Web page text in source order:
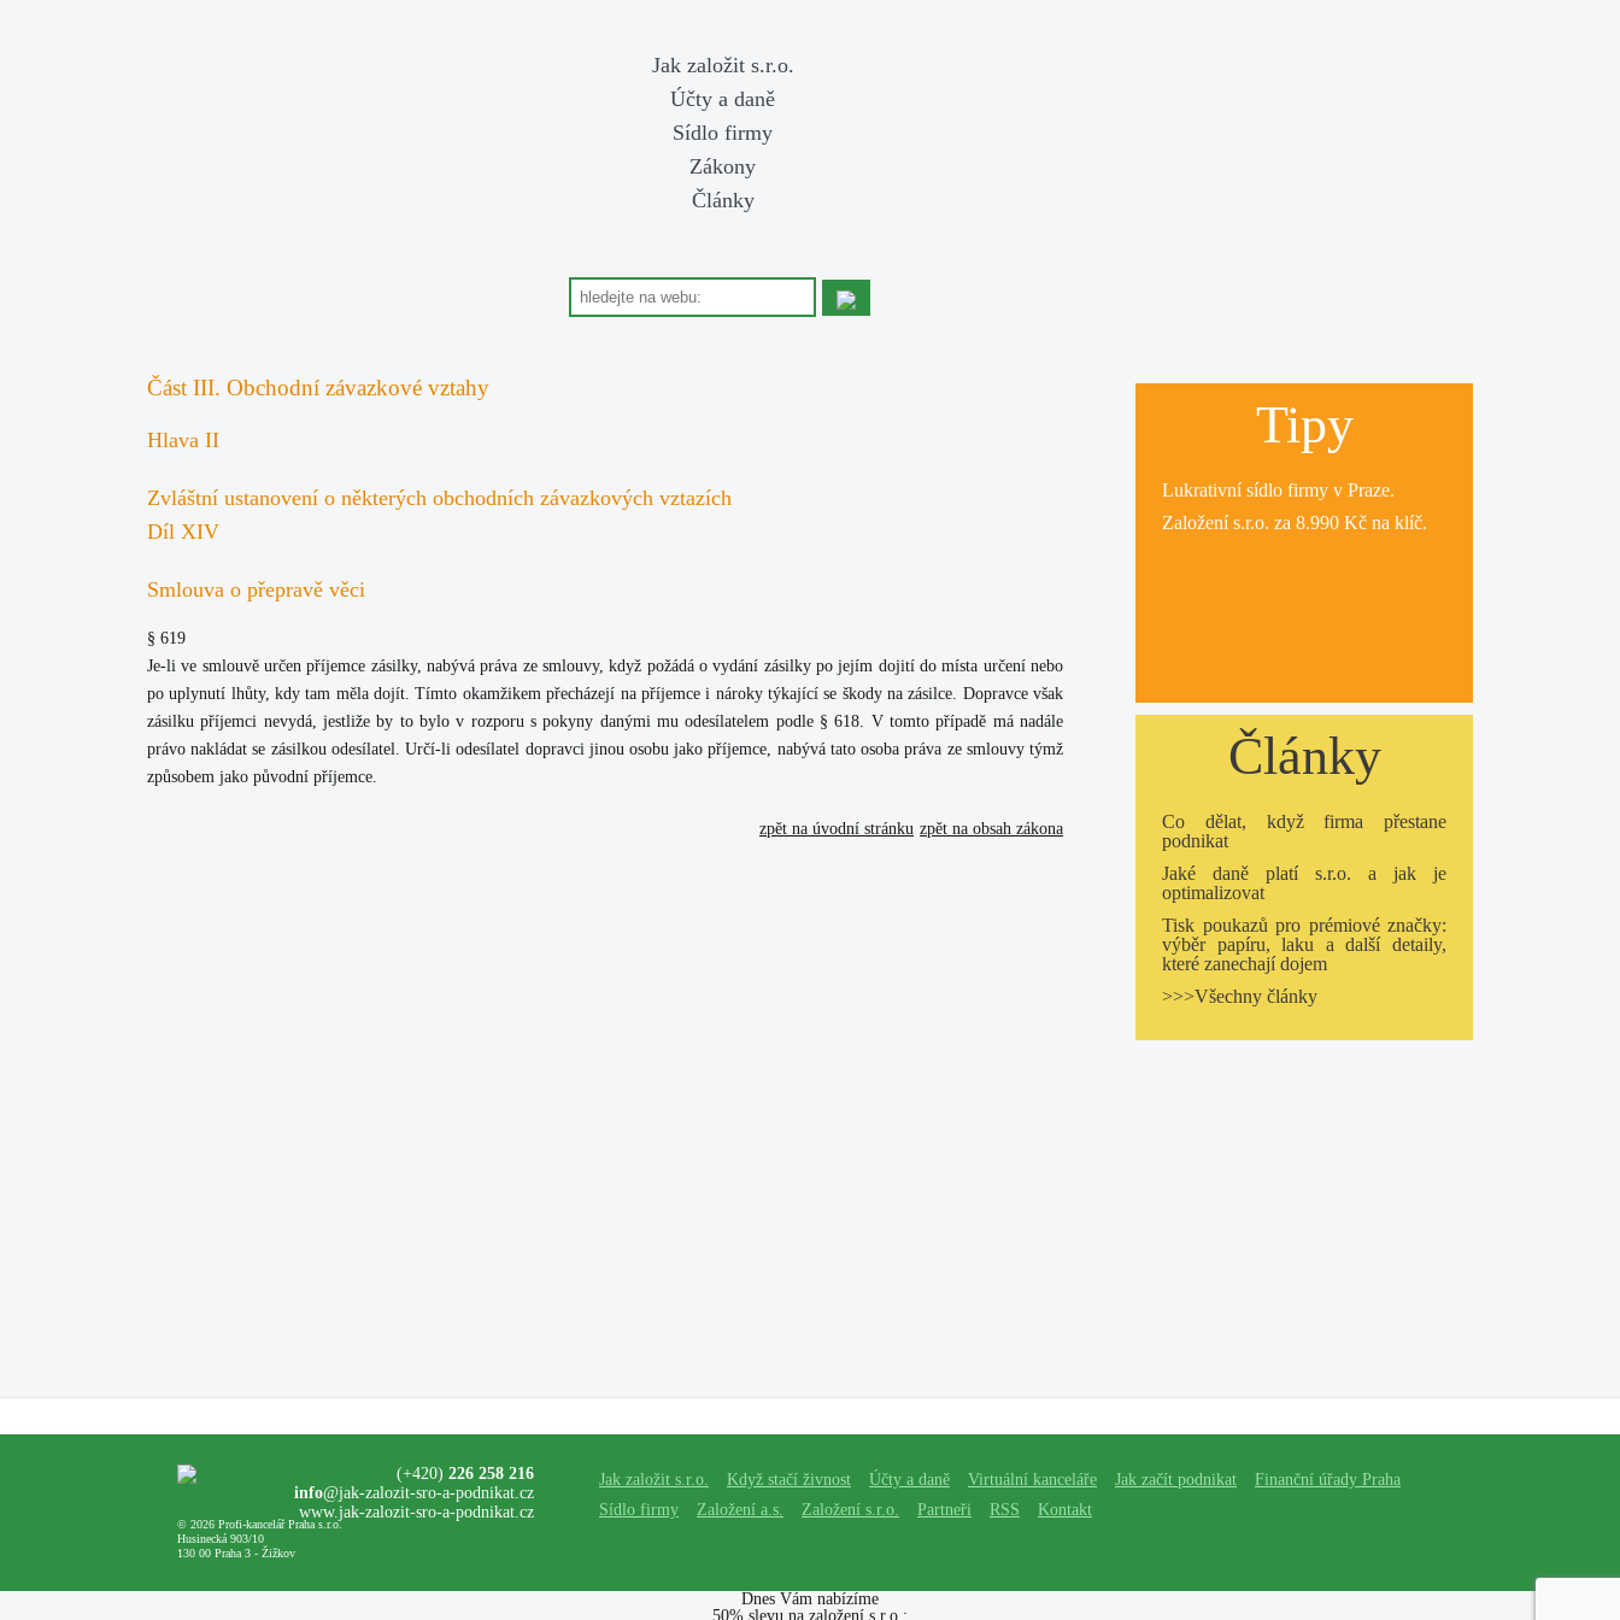
Jak založit s.r.o.
Účty a daně
Sídlo firmy
Zákony
Články
Část III. Obchodní závazkové vztahy
Hlava II
Zvláštní ustanovení o některých obchodních závazkových vztazích
Díl XIV
Smlouva o přepravě věci
§ 619
Je-li ve smlouvě určen příjemce zásilky, nabývá práva ze smlouvy, když požádá o vydání zásilky po jejím dojití do místa určení nebo
po uplynutí lhůty, kdy tam měla dojít. Tímto okamžikem přecházejí na příjemce i nároky týkající se škody na zásilce. Dopravce však
zásilku příjemci nevydá, jestliže by to bylo v rozporu s pokyny danými mu odesílatelem podle § 618. V tomto případě má nadále
právo nakládat se zásilkou odesílatel. Určí-li odesílatel dopravci jinou osobu jako příjemce, nabývá tato osoba práva ze smlouvy týmž
způsobem jako původní příjemce.
zpět na obsah zákona
zpět na úvodní stránku
Tipy
Lukrativnísídlo firmy v Praze.
Založení s.r.o. za 8.990 Kč na klíč.
Články
Co dělat, když firma přestane
podnikat
Jaké daně platí s.r.o. a jak je
optimalizovat
Tisk poukazů pro prémiové značky:
výběr papíru, laku a další detaily,
které zanechají dojem
>>>Všechny články
© 2026 Profi-kancelář Praha s.r.o.
Husinecká 903/10
130 00 Praha 3 - Žižkov
(+420) 226 258 216
info@jak-zalozit-sro-a-podnikat.cz
www.jak-zalozit-sro-a-podnikat.cz
Jak založit s.r.o. Když stačí živnost Účty a daně Virtuální kanceláře Jak začít podnikat
Finanční úřady Praha
Sídlo firmy
Založení a.s. Založení s.r.o. Partneři RSS Kontakt
Dnes Vám nabízíme
50% slevu na založení s.r.o.: